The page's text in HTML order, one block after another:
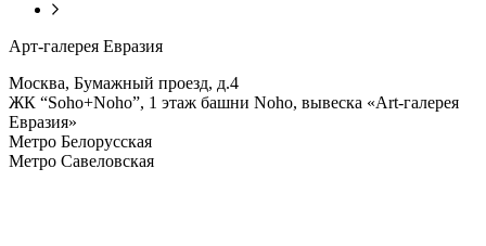
Арт-галерея Евразия
Москва, Бумажный проезд, д.4
ЖК “Soho+Noho”, 1 этаж башни Noho, вывеска «Art-галерея
Евразия»
Метро Белорусская
Метро Савеловская